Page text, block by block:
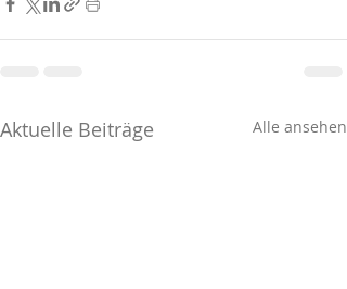
Aktuelle Beiträge Alle ansehen